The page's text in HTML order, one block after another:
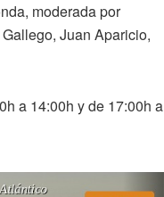
moderada por
Juan Aparicio,
a 14:00h y de 17:00h a